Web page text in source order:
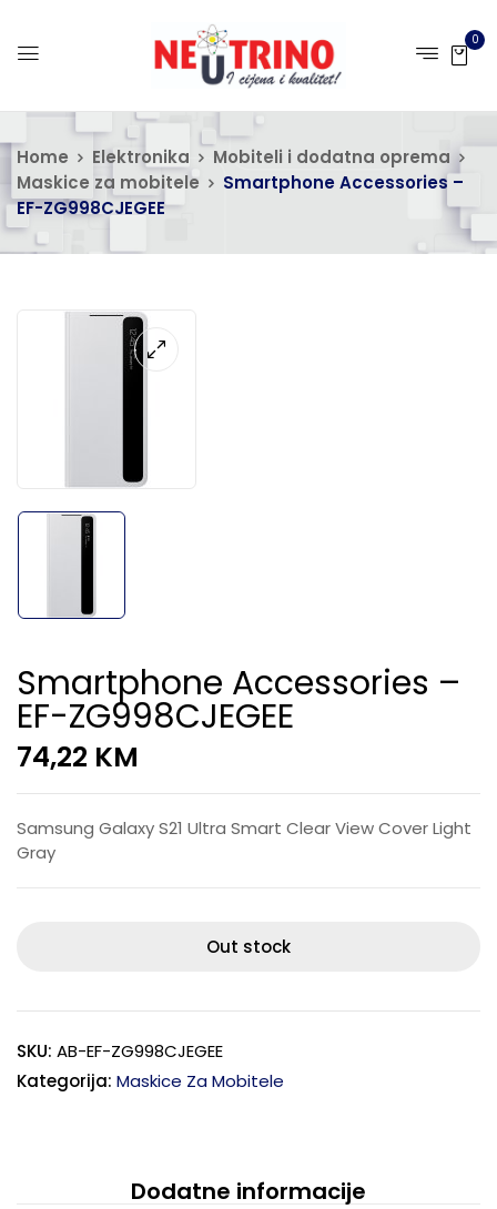
0
Home Elektronika
Mobiteli i dodatna oprema
Maskice za mobitele
Smartphone Accessories –
EF-ZG998CJEGEE
Smartphone Accessories –
EF-ZG998CJEGEE
74,22 KM
Samsung Galaxy S21 Ultra Smart Clear View Cover Light
Gray
Out stock
SKU: AB-EF-ZG998CJEGEE
Kategorija: Maskice Za Mobitele
Dodatne informacije